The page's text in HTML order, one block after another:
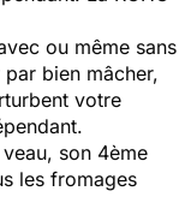
ou même sans
bien mâcher,
votre
son 4ème
les fromages